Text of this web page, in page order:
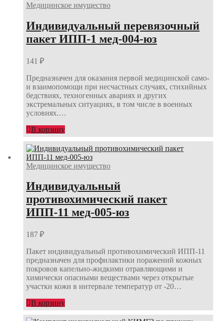
Медицинское имущество
Индивидуальный перевязочный
пакет ИПП-1 мед-004-юз
141 ₽
Предназначен для оказания первой медицинской само-
и взаимопомощи при несчастных случаях, стихийных
бедствиях, техногенных авариях и других
экстремальных ситуациях, в том числе в военных
условиях.…
В корзину
Медицинское имущество
Индивидуальный
противохимический пакет
ИПП-11 мед-005-юз
187 ₽
Пакет индивидуальный противохимический ИПП-11
предназначен для профилактики поражений кожных
покровов капельно-жидкими отравляющими и
химически опасными веществами через открытые
участки кожи в интервале температур от -20…
В корзину